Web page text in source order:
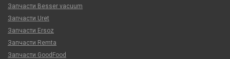
Запчасти Besser vacuum
Запчасти Uret
Запчасти Ersoz
Запчасти Remta
Запчасти GoodFood